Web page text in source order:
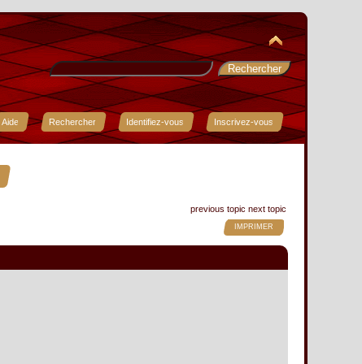
Aide Rechercher Identifiez-vous Inscrivez-vous
previous topic next topic
IMPRIMER